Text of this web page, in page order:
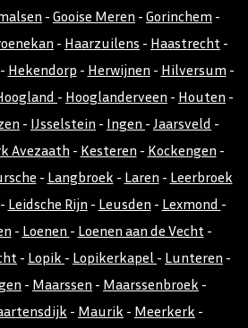
- Gooise Meren - Gorinchem -
- Haarzuilens - Haastrecht -
- Hekendorp - Herwijnen - Hilversum -
- Hooglanderveen - Houten -
- IJsselstein - Ingen - Jaarsveld -
Avezaath - Kesteren - Kockengen -
- Langbroek - Laren - Leerbroek
- Leidsche Rijn - Leusden - Lexmond -
- Loenen - Loenen aan de Vecht-
- Lopik - Lopikerkapel - Lunteren -
- Maarssen - Maarssenbroek -
- Maurik - Meerkerk -